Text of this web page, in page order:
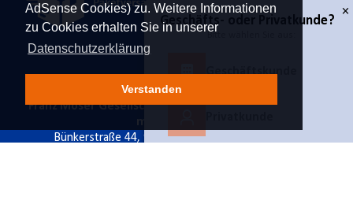
AdSense Cookies) zu. Weitere Informationen
zu Cookies erhalten Sie in unserer
Datenschutzerklärung
Verstanden
Franz Moser Gesellschaft
m.b.H
Bünkerstraße 44, 9800